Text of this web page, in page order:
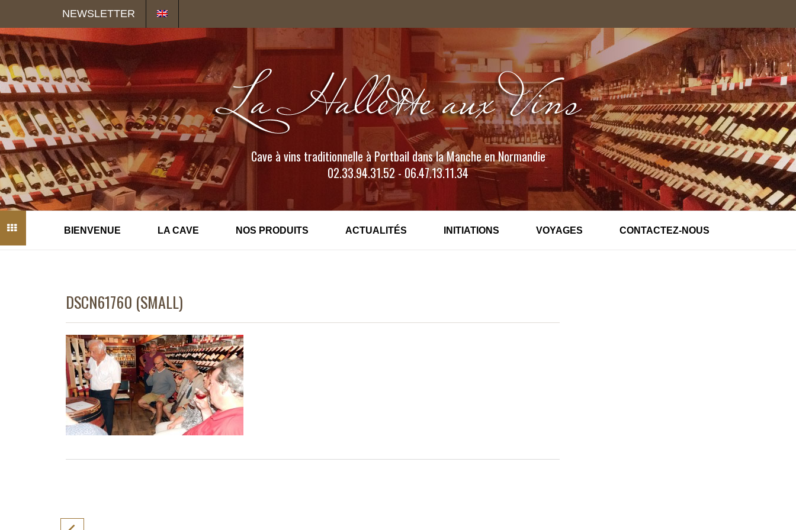
NEWSLETTER
Cave à vins traditionnelle à Portbail dans la Manche en Normandie
02.33.94.31.52 - 06.47.13.11.34
BIENVENUE LA CAVE NOS PRODUITS ACTUALITÉS INITIATIONS VOYAGES CONTACTEZ-NOUS
DSCN61760 (SMALL)
Panneau de gestion des cookies